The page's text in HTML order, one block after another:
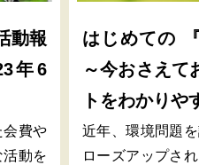
動報
年6
会費や
動を
はじめての
～今おさえて
トをわかりや
近年、環境問題
ローズアップさ